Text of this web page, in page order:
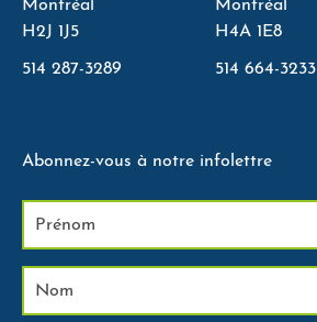
Montréal
H2J 1J5
514 287-3289
Montréal
H4A 1E8
514 664-3233
Abonnez-vous à notre infolettre